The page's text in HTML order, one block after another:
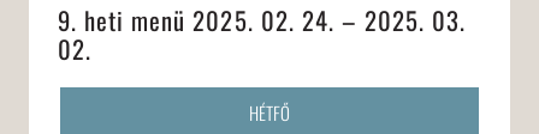
9. heti menü 2025. 02. 24. – 2025. 03.
02.
HÉTFŐ